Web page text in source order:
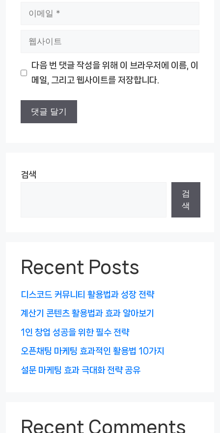
다음 번 댓글 작성을 위해 이 브라우저에 이름, 이
메일, 그리고 웹사이트를 저장합니다.
검색
검
색
Recent Posts
디스코드 커뮤니티 활용법과 성장 전략
계산기 콘텐츠 활용법과 효과 알아보기
1인 창업 성공을 위한 필수 전략
오픈채팅 마케팅 효과적인 활용법 10가지
설문 마케팅 효과 극대화 전략 공유
Recent Comments